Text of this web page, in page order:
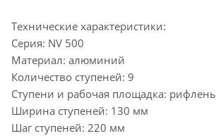
Технические характеристики:
Серия: NV 500
Материал: алюминий
Количество ступеней: 9
Ступени и рабочая площадка:
Ширина ступеней: 130 мм
Шаг ступеней: 220 мм